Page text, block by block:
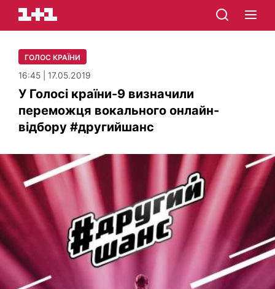
ГОЛОС КРАЇНИ
16:45 | 17.05.2019
У Голосі країни-9 визначили
переможця вокального онлайн-
відбору #другийшанс